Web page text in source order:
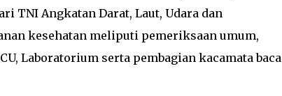
TNI Angkatan Darat, Laut, Udara dan
kesehatan meliputi pemeriksaan umum,
Laboratorium serta pembagian kacamata baca